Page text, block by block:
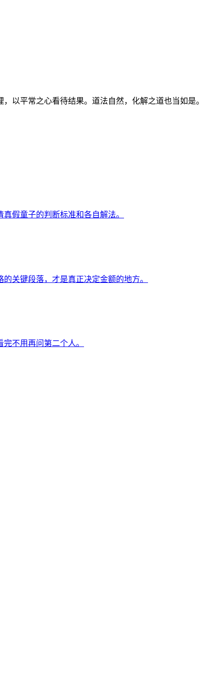
以平常之心看待结果。道法自然，化解之道也当如是。
假童子的判断标准和各自解法。
关键段落，才是真正决定金额的地方。
不用再问第二个人。